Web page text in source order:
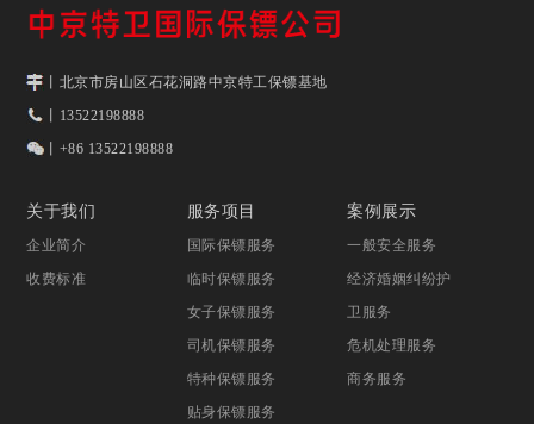
丨北京市房山区石花洞路中京特工保镖基地
丨13522198888
丨+86 13522198888
关于我们
企业简介
收费标准
服务项目
国际保镖服务
临时保镖服务
女子保镖服务
司机保镖服务
特种保镖服务
贴身保镖服务
案例展示
一般安全服务
经济婚姻纠纷护
卫服务
危机处理服务
商务服务